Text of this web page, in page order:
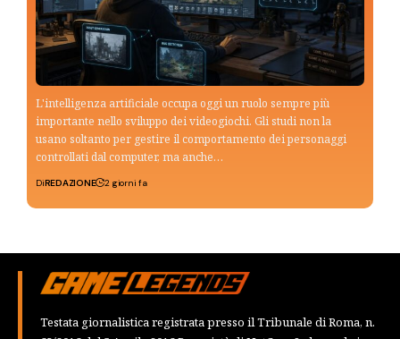
L'intelligenza artificiale occupa oggi un ruolo sempre più
importante nello sviluppo dei videogiochi. Gli studi non la
usano soltanto per gestire il comportamento dei personaggi
controllati dal computer, ma anche…
DiREDAZIONE 2 giorni fa
Testata giornalistica registrata presso il Tribunale di Roma, n.